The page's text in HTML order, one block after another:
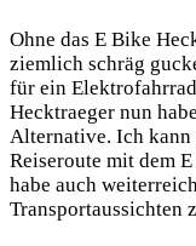
Ohne das E Bike
ziemlich schräg
für ein
Hecktraeger nun
Alternative. Ich kann
Reiseroute mit dem
habe auch
Transportaussichten